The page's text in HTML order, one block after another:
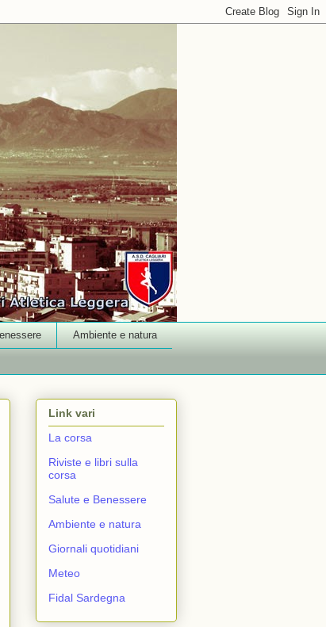
Ambiente e natura
Link vari
La corsa
Riviste e libri sulla
corsa
Salute e Benessere
Ambiente e natura
Giornali quotidiani
Meteo
Fidal Sardegna